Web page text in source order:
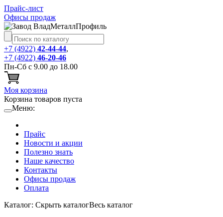
Прайс-лист
Офисы продаж
+7 (4922) 42-44-44,
+7 (4922) 46-20-46
Пн-Сб с 9.00 до 18.00
Моя корзина
Корзина товаров пуста
Меню:
Прайс
Новости и акции
Полезно знать
Наше качество
Контакты
Офисы продаж
Оплата
Каталог: Cкрыть каталогВесь каталог